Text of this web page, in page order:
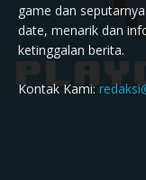
game dan
date, menarik dan
ketinggalan berita.
Kontak Kami: